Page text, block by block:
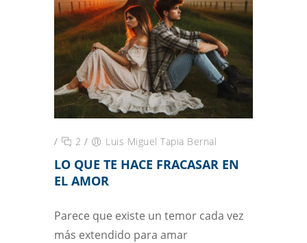
/ 2 / Luis Miguel Tapia Bernal
LO QUE TE HACE FRACASAR EN
EL AMOR
Parece que existe un temor cada vez
más extendido para amar